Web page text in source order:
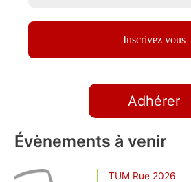
Adhérer
Évènements à venir
TUM Rue 2026